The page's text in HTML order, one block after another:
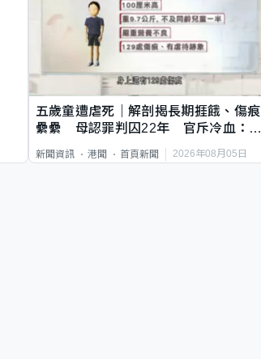
五歲童遭虐死｜解剖揭長期捱餓、傷痕
纍纍 母認罪判囚22年 官斥冷血：同
新聞資訊 港聞 首頁新聞 2026年08月05日